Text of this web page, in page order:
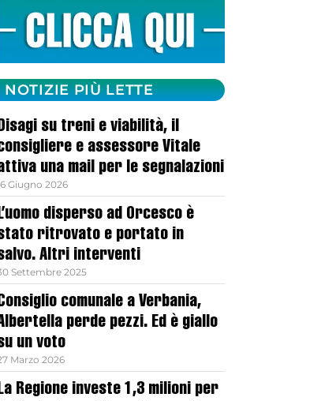
NOTIZIE PIÙ LETTE
su treni e viabilità, il
e assessore Vitale
una mail per le segnalazioni
Giugno 2026
disperso ad Orcesco è
ritrovato e portato in
Altri interventi
Settembre 2025
comunale a Verbania,
perde pezzi. Ed è giallo
un voto
Marzo 2026
Regione investe 1,3 milioni per